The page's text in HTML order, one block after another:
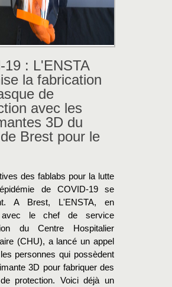
19 : L'ENSTA
la fabrication
de
avec les
3D du
Brest pour le
des fablabs pour la lutte
de COVID-19 se
A Brest, L'ENSTA, en
avec le chef de service
du Centre Hospitalier
(CHU), a lancé un appel
personnes qui possèdent
3D pour fabriquer des
protection. Voici déjà un